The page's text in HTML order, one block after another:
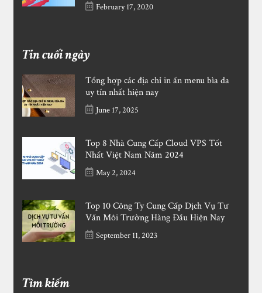
February 17, 2020
Tin cuối ngày
Tổng hợp các địa chỉ in ấn menu bìa da
uy tín nhất hiện nay
June 17, 2025
Top 8 Nhà Cung Cấp Cloud VPS Tốt
Nhất Việt Nam Năm 2024
May 2, 2024
Top 10 Công Ty Cung Cấp Dịch Vụ Tư
Vấn Môi Trường Hàng Đầu Hiện Nay
September 11, 2023
Tìm kiếm